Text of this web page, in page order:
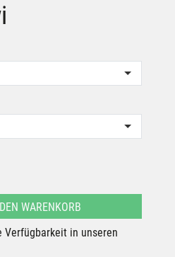
WARENKORB
Verfügbarkeit in unseren